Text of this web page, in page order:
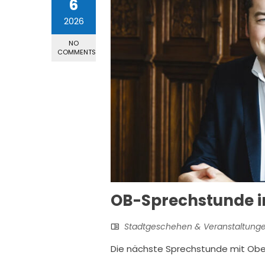
6
2026
NO
COMMENTS
OB-Sprechstunde
Stadtgeschehen &
Die nächste Sprechstunde mit